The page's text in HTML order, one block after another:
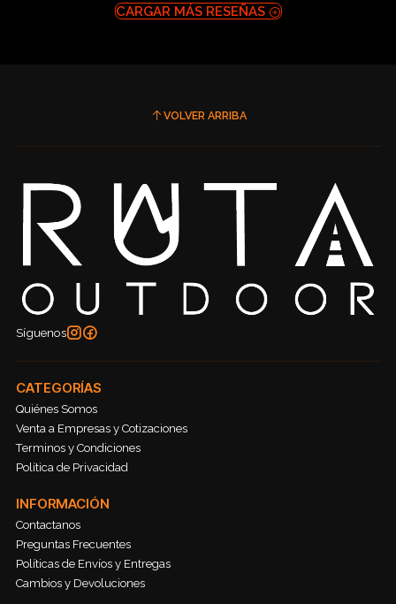
CARGAR MÁS RESEÑAS
VOLVER ARRIBA
Síguenos
CATEGORÍAS
Quiénes Somos
Venta a Empresas y Cotizaciones
Terminos y Condiciones
Política de Privacidad
INFORMACIÓN
Contactanos
Preguntas Frecuentes
Políticas de Envíos y Entregas
Cambios y Devoluciones